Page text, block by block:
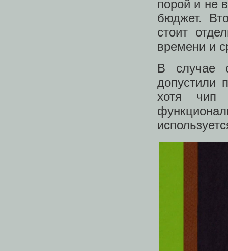
порой и не
бюджет.
стоит
времени и
В случае
допустили
хотя чип